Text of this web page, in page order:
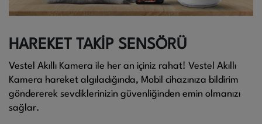
HAREKET TAKİP SENSÖRÜ
Vestel Akıllı Kamera ile her an içiniz rahat! Vestel Akıllı
Kamera hareket algıladığında, Mobil cihazınıza bildirim
göndererek sevdiklerinizin güvenliğinden emin olmanızı
sağlar.